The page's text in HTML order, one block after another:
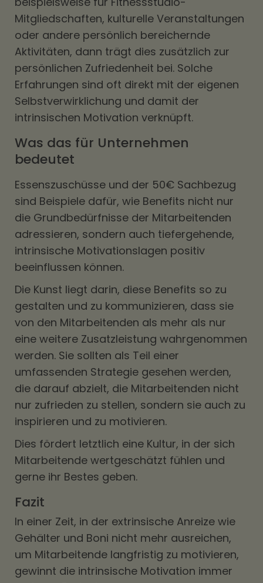
Mitgliedschaften, kulturelle Veranstaltungen
oder andere persönlich bereichernde
Aktivitäten, dann trägt dies zusätzlich zur
persönlichen Zufriedenheit bei. Solche
Erfahrungen sind oft direkt mit der eigenen
Selbstverwirklichung und damit der
intrinsischen Motivation verknüpft.
Was das für Unternehmen
bedeutet
Essenszuschüsse und der 50€ Sachbezug
sind Beispiele dafür, wie Benefits nicht nur
die Grundbedürfnisse der Mitarbeitenden
adressieren, sondern auch tiefergehende,
intrinsische Motivationslagen positiv
beeinflussen können.
Die Kunst liegt darin, diese Benefits so zu
gestalten und zu kommunizieren, dass sie
von den Mitarbeitenden als mehr als nur
eine weitere Zusatzleistung wahrgenommen
werden. Sie sollten als Teil einer
umfassenden Strategie gesehen werden,
die darauf abzielt, die Mitarbeitenden nicht
nur zufrieden zu stellen, sondern sie auch zu
inspirieren und zu motivieren.
Dies fördert letztlich eine Kultur, in der sich
Mitarbeitende wertgeschätzt fühlen und
gerne ihr Bestes geben.
Fazit
In einer Zeit, in der extrinsische Anreize wie
Gehälter und Boni nicht mehr ausreichen,
um Mitarbeitende langfristig zu motivieren,
gewinnt die intrinsische Motivation immer